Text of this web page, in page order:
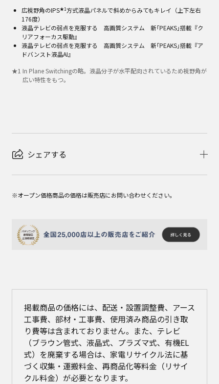
広視野角のIPS★1方式液晶パネルで斜めからみてもキレイ（上下左右
176度）
液晶テレビの弱点を克服する 高画質システム 新｢PEAKS｣搭載『ク
リアフォーカス駆動』
液晶テレビの弱点を克服する 高画質システム 新｢PEAKS｣搭載『ア
ドバンスト液晶AI』
★1 In Plane Switchingの略。液晶分子が水平配向されているため視野角が
広い特性をもつ。
シェアする
※オープン価格商品の価格は販売店にお問い合わせください。
掲載商品の価格には、配送・設置調整費、アース
工事費、部材・工事費、使用済み商品の引き取
り費等は含まれておりません。また、テレビ
（ブラウン管式、液晶式、プラズマ式、有機EL
式）を廃棄する場合は、家電リサイクル法に基
づく収集・運搬料金、再商品化等料金（リサイ
クル料金）が必要となります。